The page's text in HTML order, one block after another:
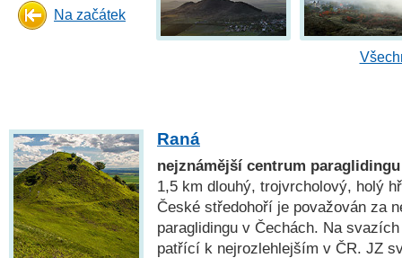
Na začátek
Raná
nejznámější centrum
1,5 km dlouhý, trojvrcholový, holý
České středohoří je považován za
paraglidingu v Čechách. Na
patřící k nejrozlehlejším v ČR. JZ